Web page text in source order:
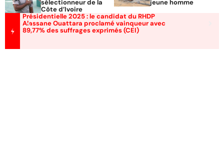
sélectionneur de la
Côte d’Ivoire
jeune homme
Présidentielle 2025 : le candidat du RHDP
Alassane Ouattara proclamé vainqueur avec
89,77% des suffrages exprimés (CEI)